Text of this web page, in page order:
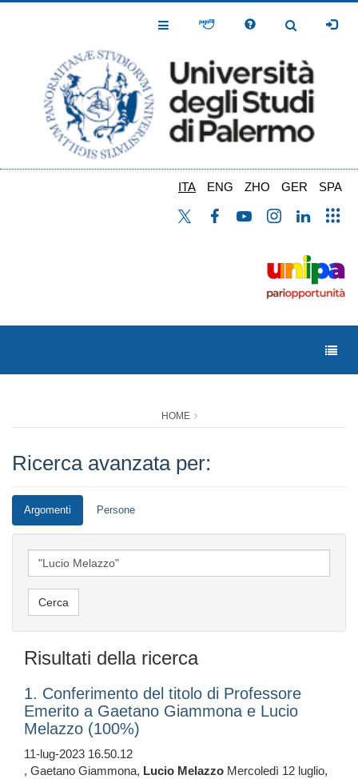
Toggle
Toggle
ITA ENG ZHO GER SPA
HOME
Ricerca avanzata per:
Argomenti Persone
Risultati della ricerca
1. Conferimento del titolo di Professore
Emerito a Gaetano Giammona e Lucio
Melazzo (100%)
11-lug-2023 16.50.12
, Gaetano Giammona, Lucio Melazzo Mercoledì 12 luglio,